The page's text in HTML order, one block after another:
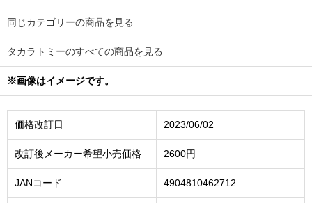
同じカテゴリーの商品を見る
タカラトミーのすべての商品を見る
※画像はイメージです。
価格改訂日 2023/06/02
改訂後メーカー希望小売価格 2600円
JANコード 4904810462712